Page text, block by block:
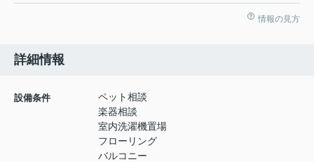
情報の見方
詳細情報
設備条件
ペット相談
楽器相談
室内洗濯機置場
フローリング
バルコニー